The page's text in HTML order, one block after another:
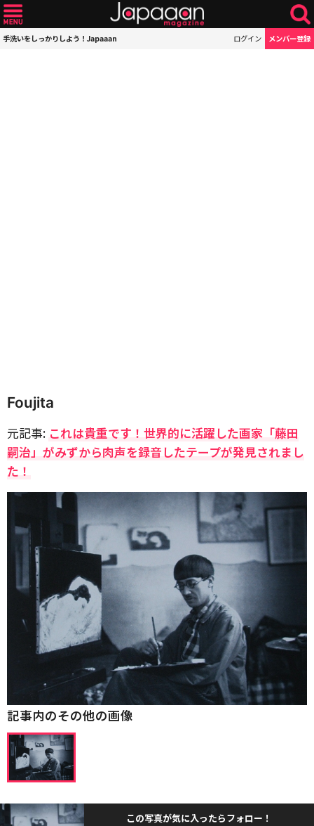
手洗いをしっかりしよう！Japaaan ログイン メンバー登録
Foujita
元記事: これは貴重です！世界的に活躍した画家「藤田
嗣治」がみずから肉声を録音したテープが発見されまし
た！
記事内のその他の画像
この写真が気に入ったらフォロー！